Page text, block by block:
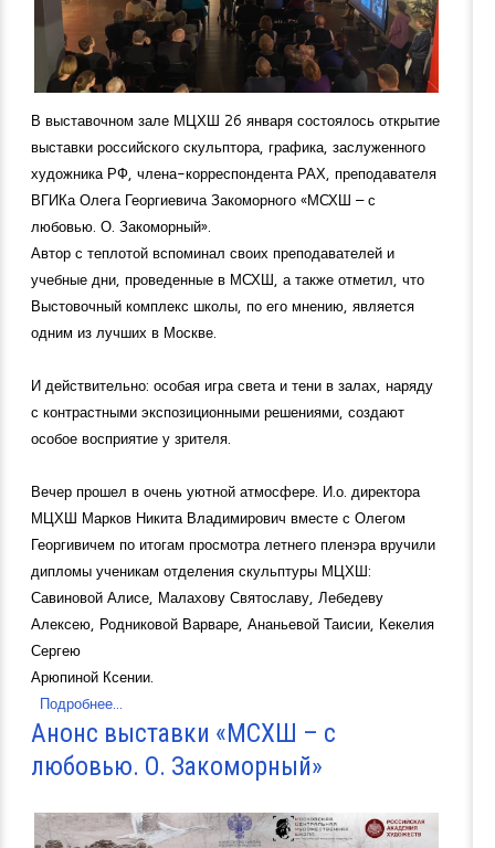
В выставочном зале МЦХШ 26 января состоялось открытие
выставки российского скульптора, графика, заслуженного
художника РФ, члена-корреспондента РАХ, преподавателя
ВГИКа Олега Георгиевича Закоморного «МСХШ – с
любовью. О. Закоморный».
Автор с теплотой вспоминал своих преподавателей и
учебные дни, проведенные в МСХШ, а также отметил, что
Выстовочный комплекс школы, по его мнению, является
одним из лучших в Москве.
И действительно: особая игра света и тени в залах, наряду
с контрастными экспозиционными решениями, создают
особое восприятие у зрителя.
Вечер прошел в очень уютной атмосфере. И.о. директора
МЦХШ Марков Никита Владимирович вместе с Олегом
Георгивичем по итогам просмотра летнего пленэра вручили
дипломы ученикам отделения скульптуры МЦХШ:
Савиновой Алисе, Малахову Святославу, Лебедеву
Алексею, Родниковой Варваре, Ананьевой Таисии, Кекелия
Сергею
Арюпиной Ксении.
Подробнее...
Анонс выставки «МСХШ – с
любовью. О. Закоморный»